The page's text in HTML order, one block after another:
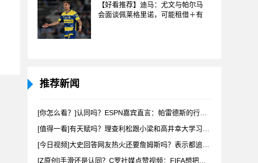
【好看推荐】迪马：尤文与帕尔马
会面谈佩莱格里诺，可能租借＋有
推荐新闻